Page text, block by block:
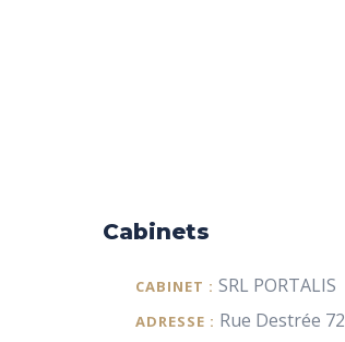
Cabinets
CABINET : SRL PORTALIS
ADRESSE : Rue Destrée 72